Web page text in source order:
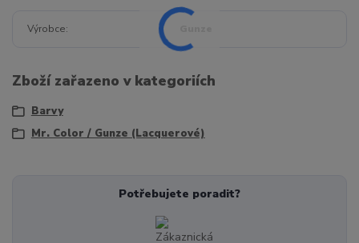
Výrobce
Zboží zařazeno v kategoriích
Barvy
Mr. Color / Gunze (Lacquerové)
Potřebujete poradit?